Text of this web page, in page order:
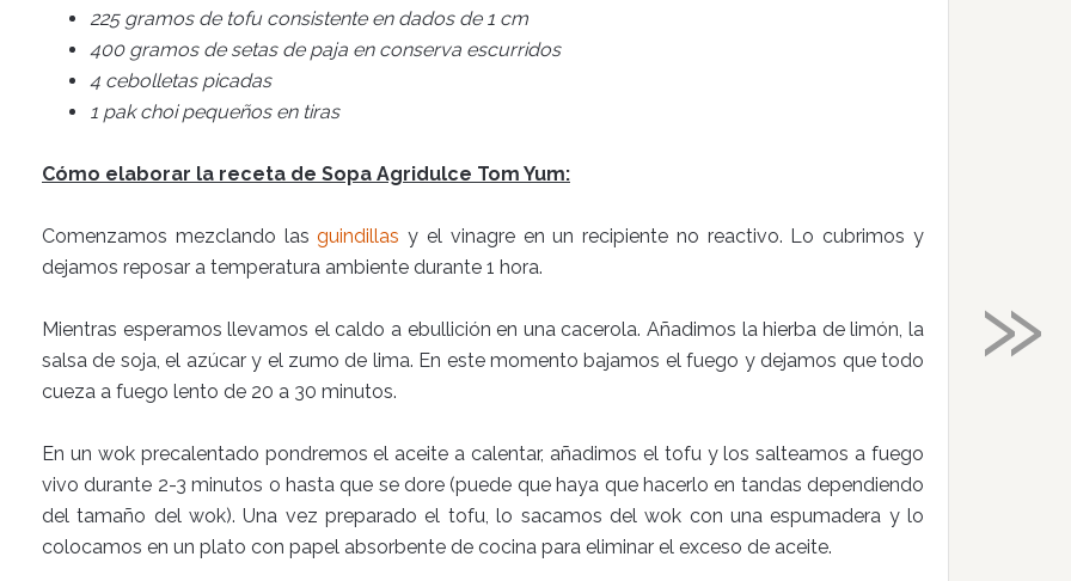
225 gramos de tofu consistente en dados de 1 cm
400 gramos de setas de paja en conserva escurridos
4 cebolletas picadas
1 pak choi pequeños en tiras
Cómo elaborar la receta de Sopa Agridulce Tom Yum:
Comenzamos mezclando lasguindillas y el vinagre en un recipiente no reactivo. Lo cubrimos y
dejamos reposar a temperatura ambiente durante 1 hora.
Mientras esperamos llevamos el caldo a ebullición en una cacerola. Añadimos la hierba de limón, la
salsa de soja, el azúcar y el zumo de lima. En este momento bajamos el fuego y dejamos que todo
cueza a fuego lento de 20 a 30 minutos.
En un wok precalentado pondremos el aceite a calentar, añadimos el tofu y los salteamos a fuego
vivo durante 2-3 minutos o hasta que se dore (puede que haya que hacerlo en tandas dependiendo
del tamaño del wok). Una vez preparado el tofu, lo sacamos del wok con una espumadera y lo
colocamos en un plato con papel absorbente de cocina para eliminar el exceso de aceite.
»